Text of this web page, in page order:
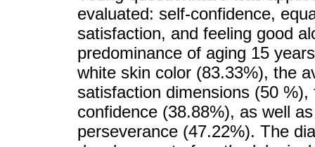
evaluated: self-confidence,
satisfaction, and feeling good
predominance of aging 15
white skin color (83.33%), the
satisfaction dimensions (50
confidence (38.88%), as well
perseverance (47.22%). The